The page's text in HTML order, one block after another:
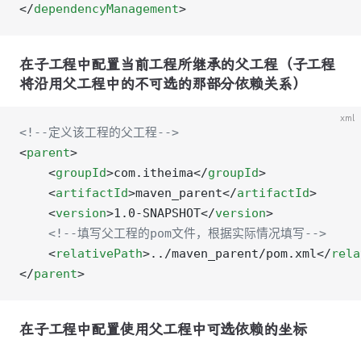
</dependencyManagement>
在子工程中配置当前工程所继承的父工程（子工程
将沿用父工程中的不可选的那部分依赖关系）
xml
<!--定义该工程的父工程-->
<parent>
    <
groupId>com.itheima</groupId>
    <
artifactId>maven_parent</artifactId>
    <
version>1.0-SNAPSHOT</version>
    <!--填写父工程的pom文件，根据实际情况填写-->
    <
relativePath>../maven_parent/pom.xml</
</parent>
在子工程中配置使用父工程中可选依赖的坐标